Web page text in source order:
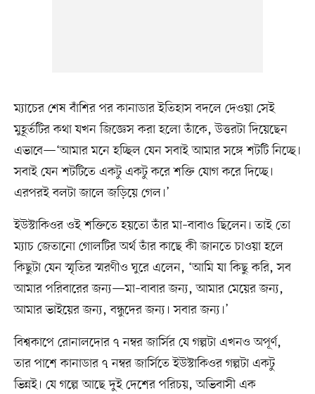
ম্যাচের শেষ বাঁশির পর কানাডার ইতিহাস বদলে দেওয়া সেই
মুহূর্তটির কথা যখন জিজ্ঞেস করা হলো তাঁকে, উত্তরটা দিয়েছেন
এভাবে—‘আমার মনে হচ্ছিল যেন সবাই আমার সঙ্গে শটটি নিচ্ছে।
সবাই যেন শটটিতে একটু একটু করে শক্তি যোগ করে দিচ্ছে।
এরপরই বলটা জালে জড়িয়ে গেল।’
ইউস্টাকিওর ওই শক্তিতে হয়তো তাঁর মা–বাবাও ছিলেন। তাই তো
ম্যাচ জেতানো গোলটির অর্থ তাঁর কাছে কী জানতে চাওয়া হলে
কিছুটা যেন স্মৃতির স্মরণীও ঘুরে এলেন, ‘আমি যা কিছু করি, সব
আমার পরিবারের জন্য—মা–বাবার জন্য, আমার মেয়ের জন্য,
আমার ভাইয়ের জন্য, বন্ধুদের জন্য। সবার জন্য।’
বিশ্বকাপে রোনালদোর ৭ নম্বর জার্সির যে গল্পটা এখনও অপূর্ণ,
তার পাশে কানাডার ৭ নম্বর জার্সিতে ইউস্টাকিওর গল্পটা একটু
ভিন্নই। যে গল্পে আছে দুই দেশের পরিচয়, অভিবাসী এক